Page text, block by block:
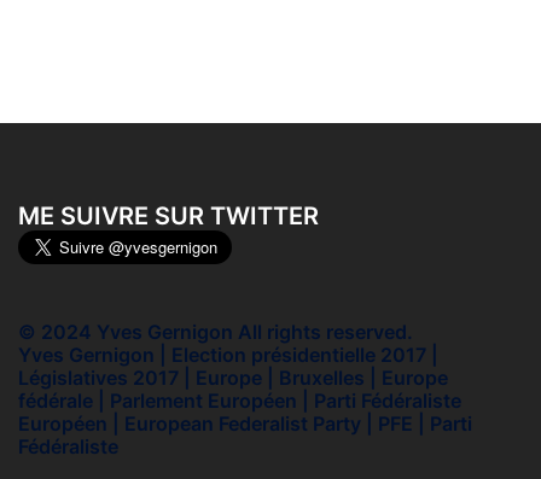
ME SUIVRE SUR TWITTER
© 2024 Yves Gernigon All rights reserved.
Yves Gernigon | Election présidentielle 2017 |
Législatives 2017 | Europe | Bruxelles | Europe
fédérale | Parlement Européen | Parti Fédéraliste
Européen | European Federalist Party | PFE | Parti
Fédéraliste